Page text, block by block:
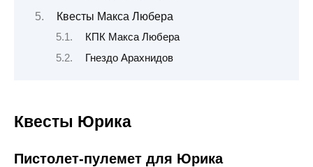
Квесты Макса Любера
КПК Макса Любера
Гнездо Арахнидов
Квесты Юрика
Пистолет-пулемет для Юрика